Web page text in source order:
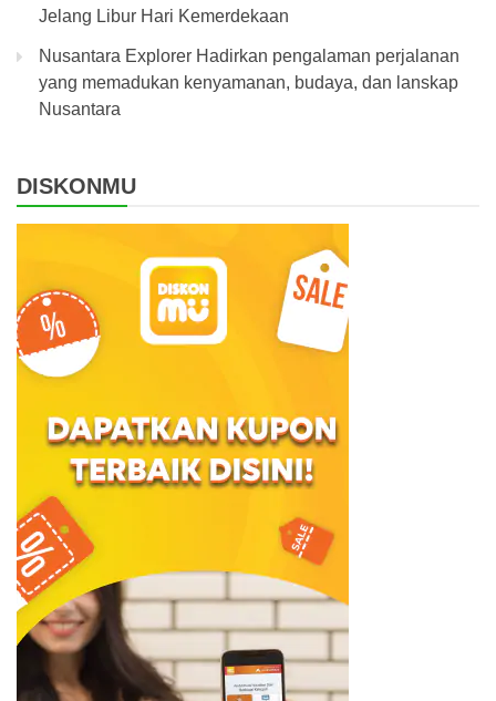
Jelang Libur Hari Kemerdekaan
Nusantara Explorer Hadirkan pengalaman perjalanan
yang memadukan kenyamanan, budaya, dan lanskap
Nusantara
DISKONMU